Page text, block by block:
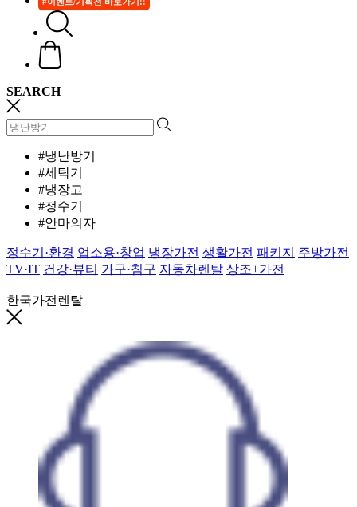
SEARCH
#냉난방기
#세탁기
#냉장고
#정수기
#안마의자
정수기·환경 업소용·창업 냉장가전 생활가전 패키지
주방가전
TV·IT 건강·뷰티 가구·침구 자동차렌탈 상조+가전
한국가전렌탈